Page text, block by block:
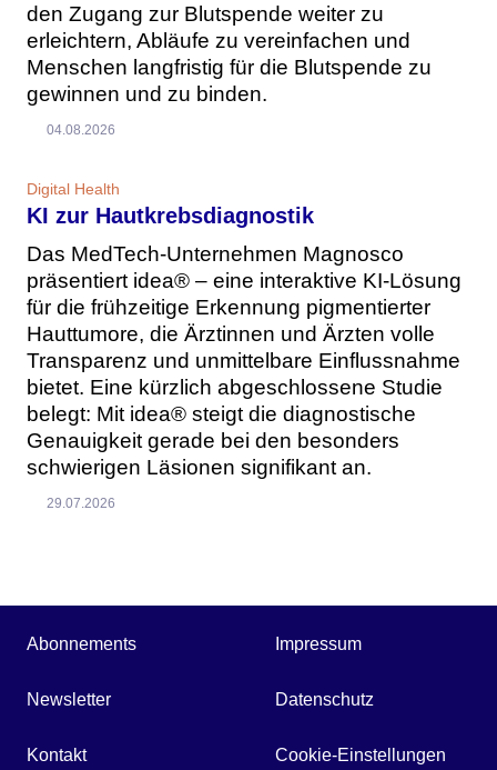
den Zugang zur Blutspende weiter zu
erleichtern, Abläufe zu vereinfachen und
Menschen langfristig für die Blutspende zu
gewinnen und zu binden.
04.08.2026
Digital Health
KI zur Hautkrebsdiagnostik
Das MedTech-Unternehmen Magnosco
präsentiert idea® – eine interaktive KI-Lösung
für die frühzeitige Erkennung pigmentierter
Hauttumore, die Ärztinnen und Ärzten volle
Transparenz und unmittelbare Einflussnahme
bietet. Eine kürzlich abgeschlossene Studie
belegt: Mit idea® steigt die diagnostische
Genauigkeit gerade bei den besonders
schwierigen Läsionen signifikant an.
29.07.2026
Abonnements
Newsletter
Kontakt
Impressum
Datenschutz
Cookie-Einstellungen